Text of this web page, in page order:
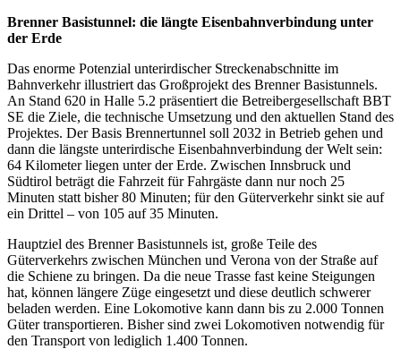
Brenner Basistunnel: die längte Eisenbahnverbindung unter
der Erde
Das enorme Potenzial unterirdischer Streckenabschnitte im
Bahnverkehr illustriert das Großprojekt des Brenner Basistunnels.
An Stand 620 in Halle 5.2 präsentiert die Betreibergesellschaft BBT
SE die Ziele, die technische Umsetzung und den aktuellen Stand des
Projektes. Der Basis Brennertunnel soll 2032 in Betrieb gehen und
dann die längste unterirdische Eisenbahnverbindung der Welt sein:
64 Kilometer liegen unter der Erde. Zwischen Innsbruck und
Südtirol beträgt die Fahrzeit für Fahrgäste dann nur noch 25
Minuten statt bisher 80 Minuten; für den Güterverkehr sinkt sie auf
ein Drittel – von 105 auf 35 Minuten.
Hauptziel des Brenner Basistunnels ist, große Teile des
Güterverkehrs zwischen München und Verona von der Straße auf
die Schiene zu bringen. Da die neue Trasse fast keine Steigungen
hat, können längere Züge eingesetzt und diese deutlich schwerer
beladen werden. Eine Lokomotive kann dann bis zu 2.000 Tonnen
Güter transportieren. Bisher sind zwei Lokomotiven notwendig für
den Transport von lediglich 1.400 Tonnen.